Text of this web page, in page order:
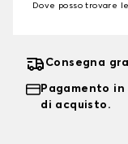
Dove posso trovare
Consegna
Pagamento
di acquisto.